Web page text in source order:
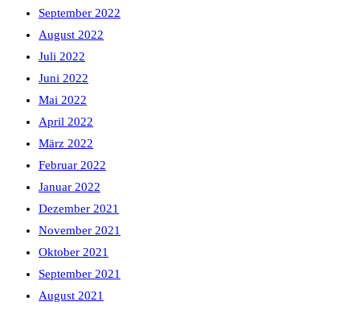
September 2022
August 2022
Juli 2022
Juni 2022
Mai 2022
April 2022
März 2022
Februar 2022
Januar 2022
Dezember 2021
November 2021
Oktober 2021
September 2021
August 2021